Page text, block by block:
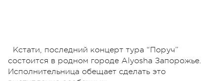
Кстати, последний концерт тура “Поруч”
состоится в родном городе Alyosha Запорожье.
Исполнительница обещает сделать это